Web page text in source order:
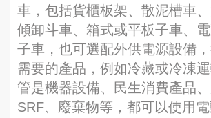
車，包括貨櫃板架、散泥槽車、
傾卸斗車、箱式或平板子車、
子車，也可選配外供電源設備
需要的產品，例如冷藏或冷凍
管是機器設備、民生消費產品、
SRF、廢棄物等，都可以使用